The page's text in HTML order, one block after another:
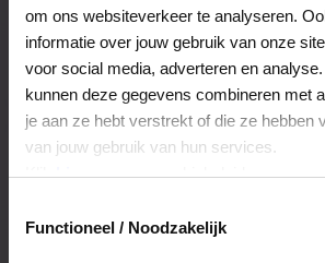
om ons websiteverkeer te analyseren.
informatie over jouw gebruik van onze
voor social media, adverteren en
kunnen deze gegevens combineren met
je aan ze hebt verstrekt of die ze hebben
van jouw gebruik van hun services.
Klikhiervoor ons cookiebeleid.
Functioneel / Noodzakelijk
Hoelang blijft mijn saldo
Het volledige saldo op de VVV
is minimaal drie jaar geldig.
Kan ik het saldo in delen
cadeaukaart in delen uitgeven.